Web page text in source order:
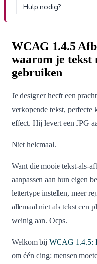
Hulp nodig?
WCAG 1.4.5
waarom je tekst
gebruiken
Je designer heeft een
verkopende tekst, perfecte
effect. Hij levert een JPG
Niet helemaal.
Want die mooie tekst-als-
aanpassen aan hun eigen
lettertype instellen, meer
allemaal niet als tekst een
weinig aan. Oeps.
Welkom bij WCAG 1.4.5:
om één ding: mensen